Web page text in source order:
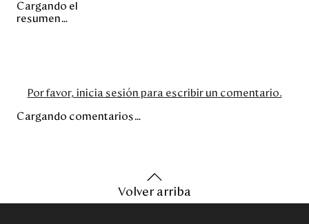
Cargando el
resumen…
Por favor, inicia sesión para escribir un comentario.
Cargando comentarios…
Volver arriba